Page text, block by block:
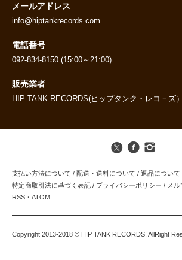
メールアドレス
info@hiptankrecords.com
電話番号
092-834-8150 (15:00～21:00)
販売業者
HIP TANK RECORDS(ヒップタンク・レコ－ズ）
支払い方法について / 配送・送料について / 返品について
特定商取引法に基づく表記 / プライバシーポリシー / メ
RSS ・ ATOM
Copyright 2013-2018 © HIP TANK RECORDS. AllRight